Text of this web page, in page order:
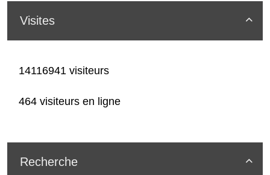

Visites
14116941 visiteurs
464 visiteurs en ligne

Recherche